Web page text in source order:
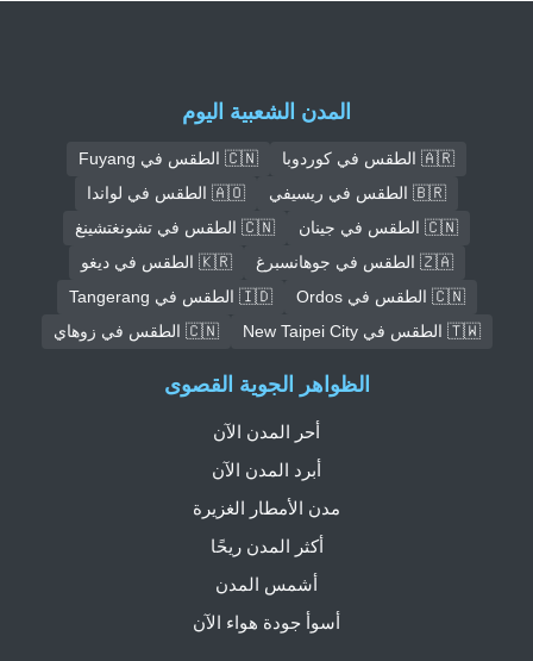
المدن الشعبية اليوم
🇦🇷 الطقس في كوردوبا
🇨🇳 الطقس في Fuyang
🇧🇷 الطقس في ريسيفي
🇦🇴 الطقس في لواندا
🇨🇳 الطقس في جينان
🇨🇳 الطقس في تشونغتشينغ
🇿🇦 الطقس في جوهانسبرغ
🇰🇷 الطقس في ديغو
🇨🇳 الطقس في Ordos
🇮🇩 الطقس في Tangerang
🇹🇼 الطقس في New Taipei City
🇨🇳 الطقس في زوهاي
الظواهر الجوية القصوى
أحر المدن الآن
أبرد المدن الآن
مدن الأمطار الغزيرة
أكثر المدن ريحًا
أشمس المدن
أسوأ جودة هواء الآن